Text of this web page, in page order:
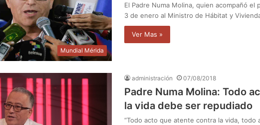
Mundial Mérida
El Padre Numa Molina, quien acompañó el
3 de enero al Ministro de Hábitat y
Ver Mas »
administración 07/08/2018
Padre Numa Molina: Todo
la vida debe ser repudiado
“Todo acto que atente contra la vida, todo